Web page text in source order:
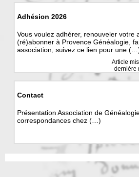
Adhésion 2026
Vous voulez adhérer, renouveler votre
(ré)abonner à Provence Généalogie,
association, suivez ce lien pour une
Article
dernière
Contact
Présentation Association de
correspondances chez (…)